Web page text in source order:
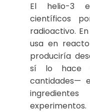
El helio-3
científicos
radioactivo.
usa en
produciría
sí lo hace
cantidades—
experimentos.